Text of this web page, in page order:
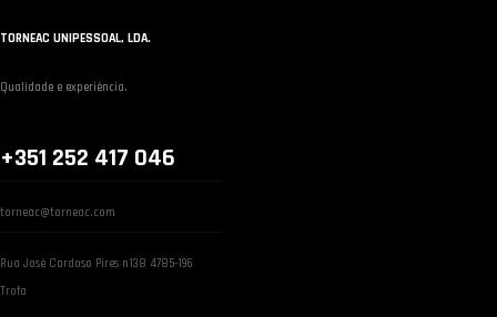
TORNEAC UNIPESSOAL, LDA.
Qualidade e experiência.
+351 252 417 046
torneac@torneac.com
Rua José Cardoso Pires n138 4785-196
Trofa